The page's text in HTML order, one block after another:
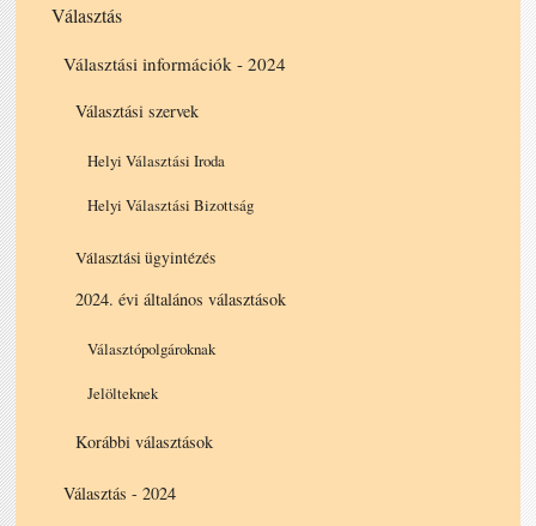
Választás
Választási információk - 2024
Választási szervek
Helyi Választási Iroda
Helyi Választási Bizottság
Választási ügyintézés
2024. évi általános választások
Választópolgároknak
Jelölteknek
Korábbi választások
Választás - 2024